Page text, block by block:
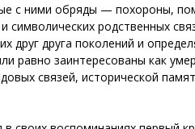
с ними обряды — похороны,
родственных
друг друга поколений и
равно заинтересованы как
связей, исторической